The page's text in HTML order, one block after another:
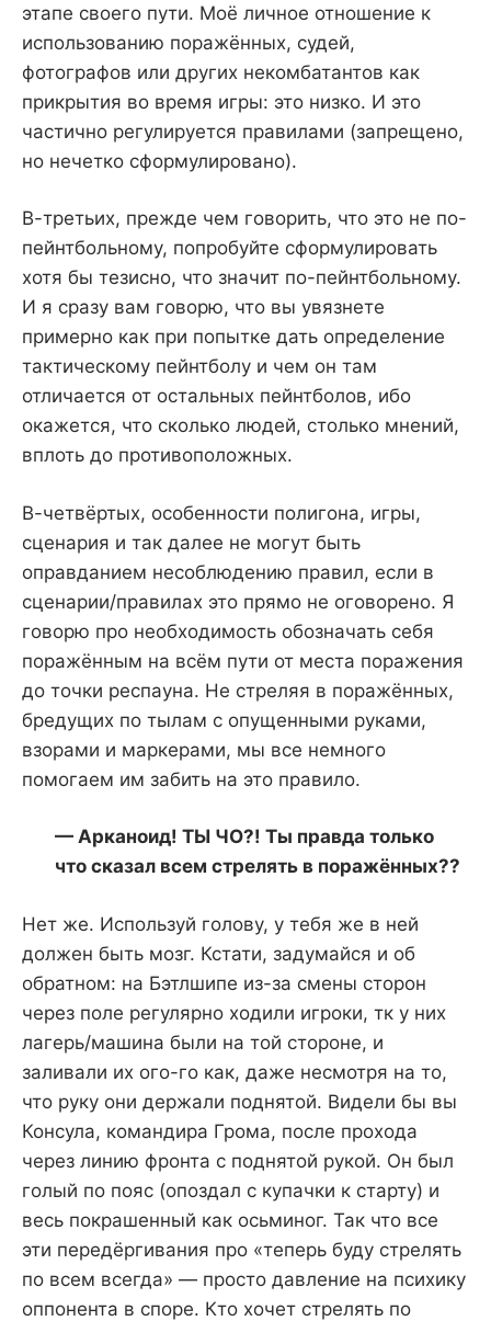
этапе своего пути. Моё личное отношение к
использованию поражённых, судей,
фотографов или других некомбатантов как
прикрытия во время игры: это низко. И это
частично регулируется правилами (запрещено,
но нечетко сформулировано).
В-третьих, прежде чем говорить, что это не по-
пейнтбольному, попробуйте сформулировать
хотя бы тезисно, что значит по-пейнтбольному.
И я сразу вам говорю, что вы увязнете
примерно как при попытке дать определение
тактическому пейнтболу и чем он там
отличается от остальных пейнтболов, ибо
окажется, что сколько людей, столько мнений,
вплоть до противоположных.
В-четвёртых, особенности полигона, игры,
сценария и так далее не могут быть
оправданием несоблюдению правил, если в
сценарии/правилах это прямо не оговорено. Я
говорю про необходимость обозначать себя
поражённым на всём пути от места поражения
до точки респауна. Не стреляя в поражённых,
бредущих по тылам с опущенными руками,
взорами и маркерами, мы все немного
помогаем им забить на это правило.
— Арканоид! ТЫ ЧО?! Ты правда только
что сказал всем стрелять в поражённых??
Нет же. Используй голову, у тебя же в ней
должен быть мозг. Кстати, задумайся и об
обратном: на Бэтлшипе из-за смены сторон
через поле регулярно ходили игроки, тк у них
лагерь/машина были на той стороне, и
заливали их ого-го как, даже несмотря на то,
что руку они держали поднятой. Видели бы вы
Консула, командира Грома, после прохода
через линию фронта с поднятой рукой. Он был
голый по пояс (опоздал с купачки к старту) и
весь покрашенный как осьминог. Так что все
эти передёргивания про «теперь буду стрелять
по всем всегда» — просто давление на психику
оппонента в споре. Кто хочет стрелять по